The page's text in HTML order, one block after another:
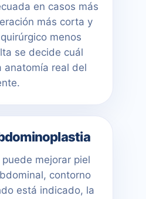
en casos más
más corta y
menos
se decide cuál
anatomía real del
mejorar piel
contorno
está indicado, la